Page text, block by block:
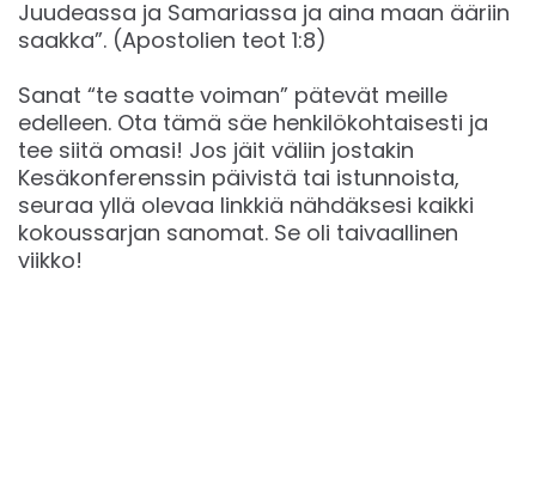
Juudeassa ja Samariassa ja aina maan ääriin
saakka”. (Apostolien teot 1:8)
Sanat “te saatte voiman” pätevät meille
edelleen. Ota tämä säe henkilökohtaisesti ja
tee siitä omasi! Jos jäit väliin jostakin
Kesäkonferenssin päivistä tai istunnoista,
seuraa yllä olevaa linkkiä nähdäksesi kaikki
kokoussarjan sanomat. Se oli taivaallinen
viikko!